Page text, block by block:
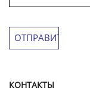
КОНТАКТЫ